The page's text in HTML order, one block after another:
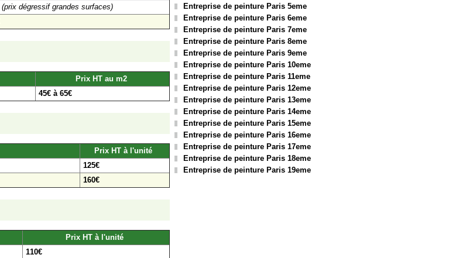
(prix dégressif grandes surfaces)
Prix HT au m2
45€ à 65€
Prix HT à l'unité
125€
160€
Prix HT à l'unité
110€
Entreprise de peinture Paris 5eme
Entreprise de peinture Paris 6eme
Entreprise de peinture Paris 7eme
Entreprise de peinture Paris 8eme
Entreprise de peinture Paris 9eme
Entreprise de peinture Paris 10eme
Entreprise de peinture Paris 11eme
Entreprise de peinture Paris 12eme
Entreprise de peinture Paris 13eme
Entreprise de peinture Paris 14eme
Entreprise de peinture Paris 15eme
Entreprise de peinture Paris 16eme
Entreprise de peinture Paris 17eme
Entreprise de peinture Paris 18eme
Entreprise de peinture Paris 19eme